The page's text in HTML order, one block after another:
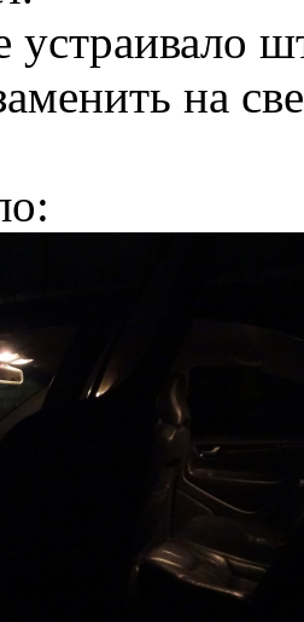
устраивало
на